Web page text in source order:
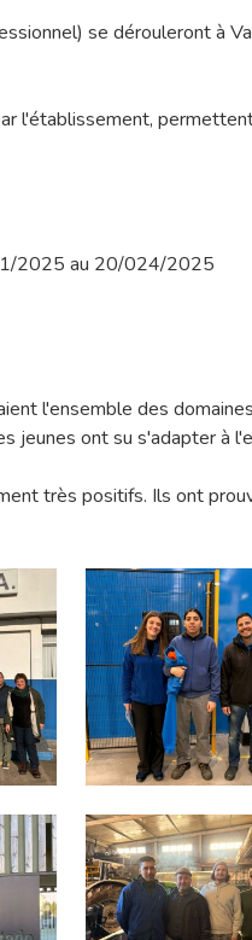
se dérouleront à
l'établissement,
2025 au 20/024/2025
l'ensemble des
ont su s'adapter à
très positifs. Ils ont